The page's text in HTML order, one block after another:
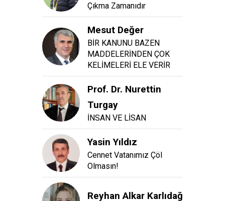
Çıkma Zamanıdır
Mesut Değer
BİR KANUNU BAZEN
MADDELERİNDEN ÇOK
KELİMELERİ ELE VERİR
Prof. Dr. Nurettin
Turgay
İNSAN VE LİSAN
Yasin Yıldız
Cennet Vatanımız Çöl
Olmasın!
Reyhan Alkar Karlıdağ